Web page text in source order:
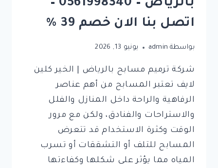
بالرياض – 0561998340 –
اتصل بنا الان خصم 39 %
بواسطة admin يونيو 13, 2026
شركة ترميم مسابح بالرياض | الخير كلين
لايف تعتبر المسابح من أهم عناصر
الرفاهية والراحة داخل المنازل والفلل
والاستراحات والفنادق، ولكن مع مرور
الوقت وكثرة الاستخدام قد تتعرض
المسابح للتلف أو التشققات أو تسرب
المياه مما يؤثر على شكلها وكفاءتها